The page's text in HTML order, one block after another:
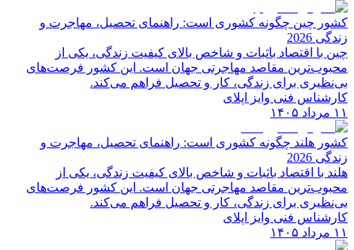
کشور چین چگونه کشوری است: راهنمای تحصیل، مهاجرت و
زندگی 2026
چین با اقتصاد باثبات و شاخص‌ بالای کیفیت زندگی، یکی از
محبوب‌ترین مقاصد مهاجرتی جهان است. این کشور فرصت‌های
بی‌نظیری برای زندگی، کار و تحصیل فراهم می‌کند.
کارشناس فنی وایز اپلای
۱۱ مرداد ۱۴۰۵
کشور هلند چگونه کشوری است: راهنمای تحصیل، مهاجرت و
زندگی 2026
هلند با اقتصاد باثبات و شاخص‌ بالای کیفیت زندگی، یکی از
محبوب‌ترین مقاصد مهاجرتی جهان است. این کشور فرصت‌های
بی‌نظیری برای زندگی، کار و تحصیل فراهم می‌کند.
کارشناس فنی وایز اپلای
۱۱ مرداد ۱۴۰۵